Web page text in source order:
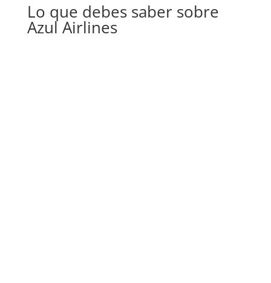
Lo que debes saber sobre
Azul Airlines